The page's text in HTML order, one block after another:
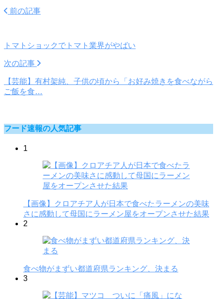
前の記事
トマトショックでトマト業界がやばい
次の記事
【芸能】有村架純、子供の頃から「お好み焼きを食べながら
ご飯を食…
フード速報の人気記事
1
【画像】クロアチア人が日本で食べたラーメンの美味
さに感動して母国にラーメン屋をオープンさせた結果
2
食べ物がまずい都道府県ランキング、決まる
3